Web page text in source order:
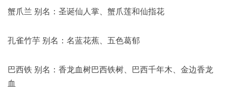
蟹爪兰 别名：圣诞仙人掌、蟹爪莲和仙指花
孔雀竹芋 别名：名蓝花蕉、五色葛郁
巴西铁 别名：香龙血树巴西铁树、巴西千年木、金边香龙
血